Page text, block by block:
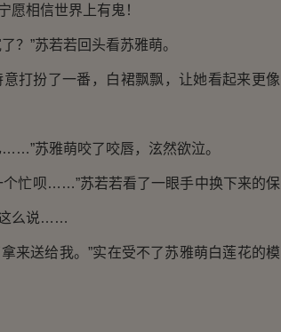
相信世界上有鬼！
”苏若若回头看苏雅萌。
扮了一番，白裙飘飘，让她看起来更像
苏雅萌咬了咬唇，泫然欲泣。
忙呗……”苏若若看了一眼手中换下来的保
这么说……
送给我。”实在受不了苏雅萌白莲花的模